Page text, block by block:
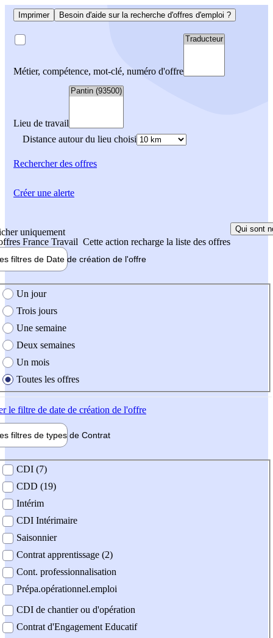
Imprimer Besoin d'aide sur la recherche d'offres d'emploi ?
Métier, compétence, mot-clé, numéro d'offre
Lieu de travail
Distance autour du lieu choisi
Rechercherdes offres
uniquement
France Travail Cette action recharge la liste des offres
Qui sont
filtres de Date de création de l'offre
création de l'offre
Un jour
Trois jours
Une semaine
Deux semaines
Un mois
Toutes les offres
le filtre de date de création de l'offre
filtres de types de Contrat
contrat
CDI (7)
CDD (19)
Intérim
CDI Intérimaire
Saisonnier
Contrat apprentissage (2)
Cont. professionnalisation
Prépa.opérationnel.emploi
CDI de chantier ou d'opération
Contrat d'Engagement Educatif
Créer une alerte